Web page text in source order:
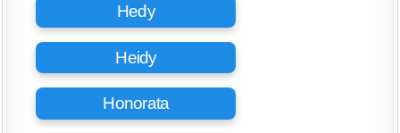
Hedy
Heidy
Honorata